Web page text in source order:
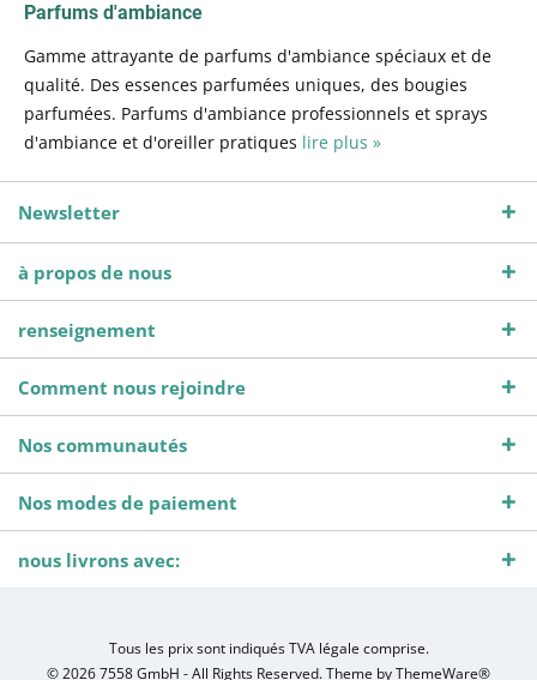
Parfums d'ambiance
Gamme attrayante de parfums d'ambiance spéciaux et de
qualité. Des essences parfumées uniques, des bougies
parfumées. Parfums d'ambiance professionnels et sprays
d'ambiance et d'oreiller pratiques lire plus »
Newsletter
à propos de nous
renseignement
Comment nous rejoindre
Nos communautés
Nos modes de paiement
nous livrons avec:
Tous les prix sont indiqués TVA légale comprise.
© 2026 7558 GmbH - All Rights Reserved. Theme byThemeWare®